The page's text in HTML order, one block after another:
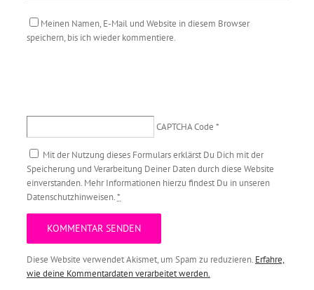
Meinen Namen, E-Mail und Website in diesem Browser
speichern, bis ich wieder kommentiere.
CAPTCHA Code *
Mit der Nutzung dieses Formulars erklärst Du Dich mit der
Speicherung und Verarbeitung Deiner Daten durch diese Website
einverstanden. Mehr Informationen hierzu findest Du in unseren
Datenschutzhinweisen.*
Diese Website verwendet Akismet, um Spam zu reduzieren. Erfahre,
wie deine Kommentardaten verarbeitet werden.